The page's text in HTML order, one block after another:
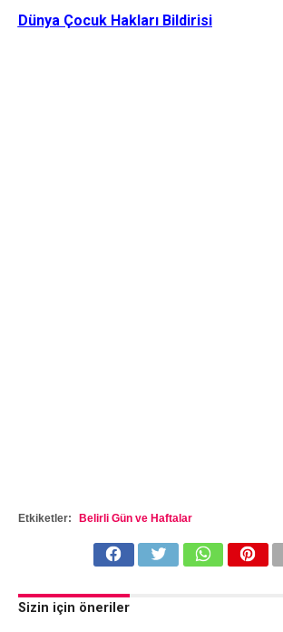
Dünya Çocuk Hakları Bildirisi
Etkiketler: Belirli Gün ve Haftalar
Sizin için öneriler